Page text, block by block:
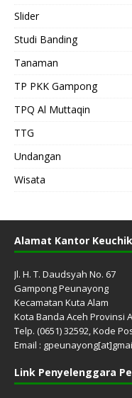
Slider
Studi Banding
Tanaman
TP PKK Gampong
TPQ Al Muttaqin
TTG
Undangan
Wisata
Alamat Kantor Keuchik
Jl. H. T. Daudsyah No. 67
Gampong Peunayong
Kecamatan Kuta Alam
Kota Banda Aceh Provinsi
Telp. (0651) 32592, Kode
Email :
Link Penyelenggara